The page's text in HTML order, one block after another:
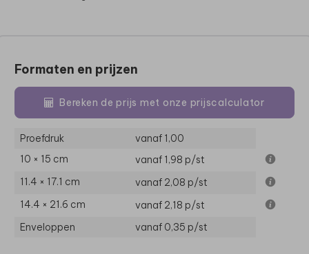
Formaten en prijzen
Bereken de prijs met onze prijscalculator
Proefdruk
vanaf 1,00
10 × 15 cm
vanaf 1,98 p/st
11.4 × 17.1 cm
vanaf 2,08 p/st
14.4 × 21.6 cm
vanaf 2,18 p/st
Enveloppen
vanaf 0,35 p/st